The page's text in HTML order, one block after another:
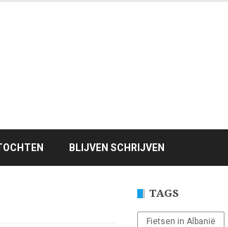
BLIJVEN SCHRIJVEN
TAGS
Fietsen in Albanië